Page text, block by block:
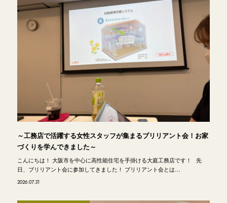
～工務店で活躍する女性スタッフが集まるブリリアント会！お家
づくりを学んできました～
こんにちは！ 大阪市を中心に高性能住宅を手掛ける大庭工務店です！ 先
日、ブリリアント会に参加してきました！ ブリリアント会とは…
2026.07.31